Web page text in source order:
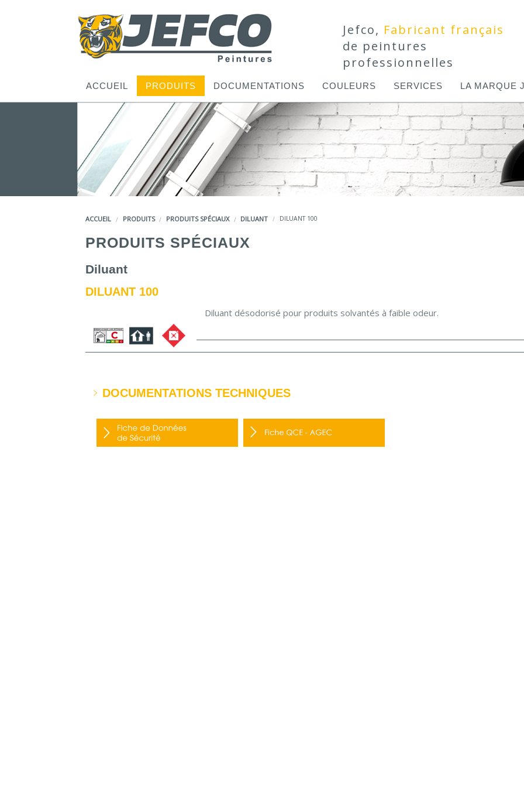
Jefco, Fabricant français
de peintures
professionnelles
ACCUEIL PRODUITS DOCUMENTATIONS COULEURS SERVICES LA MARQUE
ACCUEIL PRODUITS PRODUITS SPÉCIAUX DILUANT DILUANT 100
PRODUITS SPÉCIAUX
Diluant
DILUANT 100
Diluant désodorisé pour produits solvantés à faible odeur.
DOCUMENTATIONS TECHNIQUES